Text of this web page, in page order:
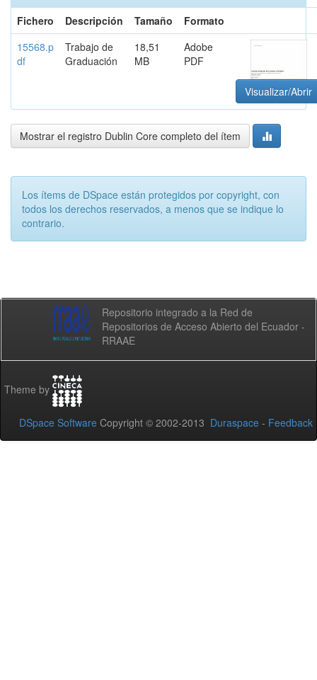
Fichero
Descripción Tamaño
Formato
15568.p
df
Trabajo de
Graduación
18,51
MB
Adobe
PDF
Visualizar/Abrir
Mostrar el registro Dublin Core completo del ítem
Los ítems de DSpace están protegidos por copyright, con
todos los derechos reservados, a menos que se indique lo
contrario.
Repositorio integrado a la Red de
Repositorios de Acceso Abierto del Ecuador -
RRAAE
Theme by
DSpace Software Copyright © 2002-2013 Duraspace - Feedback